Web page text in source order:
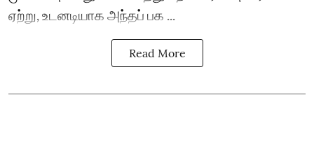
ஏற்று, உடனடியாக அந்தப் பக ...
Read More